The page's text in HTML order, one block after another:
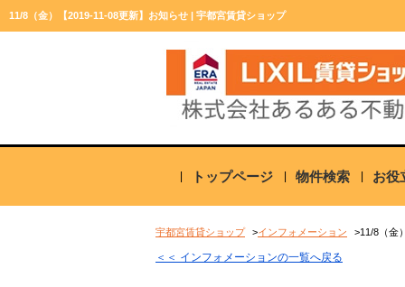
11/8（金）【2019-11-08更新】お知らせ | 宇都宮賃貸ショップ
トップページ 物件検索 お役
宇都宮賃貸ショップ インフォメーション 11/8（金
＜＜ インフォメーションの一覧へ戻る